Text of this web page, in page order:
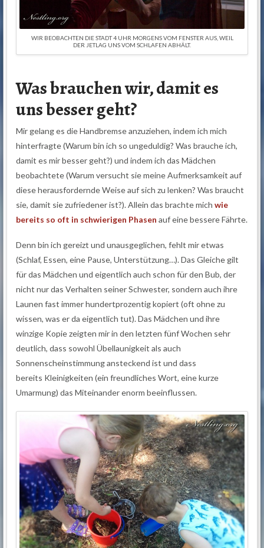
WIR BEOBACHTEN DIE STADT 4 UHR MORGENS VOM FENSTER AUS, WEIL
DER JETLAG UNS VOM SCHLAFEN ABHÄLT.
Was brauchen wir, damit es
uns besser geht?
Mir gelang es die Handbremse anzuziehen, indem ich mich
hinterfragte (Warum bin ich so ungeduldig? Was brauche ich,
damit es mir besser geht?) und indem ich das Mädchen
beobachtete (Warum versucht sie meine Aufmerksamkeit auf
diese herausfordernde Weise auf sich zu lenken? Was braucht
sie, damit sie zufriedener ist?). Allein das brachte michwie
bereits so oft in schwierigen Phasen auf eine bessere Fährte.
Denn bin ich gereizt und unausgeglichen, fehlt mir etwas
(Schlaf, Essen, eine Pause, Unterstützung…). Das Gleiche gilt
für das Mädchen und eigentlich auch schon für den Bub, der
nicht nur das Verhalten seiner Schwester, sondern auch ihre
Launen fast immer hundertprozentig kopiert (oft ohne zu
wissen, was er da eigentlich tut). Das Mädchen und ihre
winzige Kopie zeigten mir in den letzten fünf Wochen sehr
deutlich, dass sowohl Übellaunigkeit als auch
Sonnenscheinstimmung ansteckend ist und dass
bereits Kleinigkeiten (ein freundliches Wort, eine kurze
Umarmung) das Miteinander enorm beeinflussen.